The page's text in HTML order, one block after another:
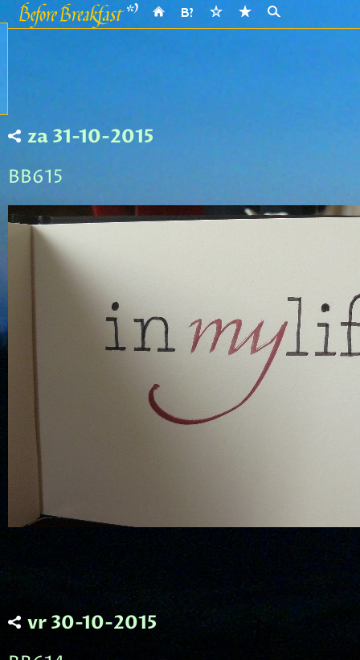
za 31-10-2015
BB615
vr 30-10-2015